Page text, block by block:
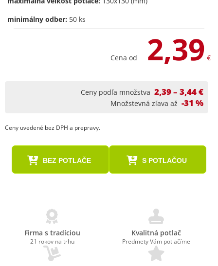
minimálny odber: 50 ks
Cena od 2,39 €
Ceny podľa množstva 2,39 – 3,44 €
Množstevná zľava až -31 %
Ceny uvedené bez DPH a prepravy.
BEZ POTLAČE S POTLAČOU
Firma s tradíciou
21 rokov na trhu
Kvalitná potlač
Predmety Vám potlačíme